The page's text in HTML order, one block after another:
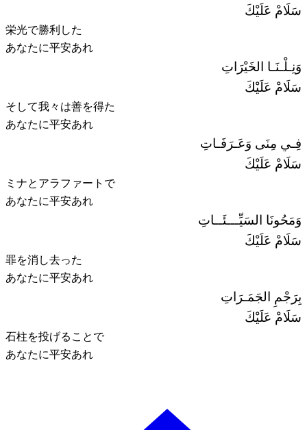
سَلَامْ عَلَيْكَ
栄光で勝利した
あなたに平安あれ
وَنِـلْـنَـا الخَيْرَاتِ
سَلَامْ عَلَيْكَ
そして我々は善を得た
あなたに平安あれ
فِـي مِنَى وَعَـرَفَـاتِ
سَلَامْ عَلَيْكَ
ミナとアラファートで
あなたに平安あれ
وَمَحُونَا السَيِّـــئَــاتِ
سَلَامْ عَلَيْكَ
罪を消し去った
あなたに平安あれ
بِرَجْمِ الجَمَـرَاتِ
سَلَامْ عَلَيْكَ
石柱を投げることで
あなたに平安あれ